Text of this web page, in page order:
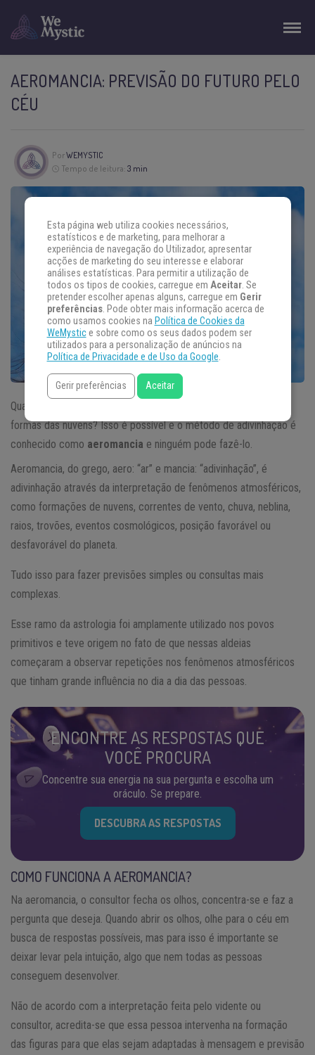
AEROMANCIA: PREVISÃO DO FUTURO PELO
CÉU
PorWEMYSTIC
Tempo de leitura: 3 min
Quantas vezes você não olhou para o céu e quis decifrar as
formas das nuvens? Isso é possível e o método de adivinhação é
conhecido como aeromancia e ninguém pode fazê-lo.
Aeromancia, do grego, aero: “ar” e mancia: “adivinhação”, é
adivinhação através da interpretação de fenômenos atmosféricos,
como formações de nuvens, correntes de vento, chuva, neblina,
raios, trovões, eventos cosmológicos, posição favorável ou
desfavorável do planeta.
Tudo isso para fazer previsões simples ou consultas mais
complexas.
Esse ramo da astrologia foi amplamente utilizado nos povos
primitivos e teve origem no fato de que nessas aldeias
começaram a observar repetições nos fenômenos atmosféricos
que tinham grande influência no dia a dia das pessoas.
ENCONTRE AS RESPOSTAS QUE
VOCÊ PROCURA
Concentre sua energia na sua pergunta e escolha um
oráculo. Se prepare.
DESCUBRA AS RESPOSTAS
COMO FUNCIONA A AEROMANCIA?
Na aeromancia, o consultor fecha os olhos, concentra-se e faz a
pergunta que deseja. Quando abrir os olhos, olhe para o céu em
busca de respostas possíveis, mas para isso é importante se
deixar levar pela intuição, algo que nem todas as pessoas
conseguem desenvolver.
Não de acordo com a interpretação feita pelo vidente ou
consultor, acredita-se que essa pessoa intervenha na formação
das figuras para que elas sejam adaptadas à mensagem e previsão
Esta página web utiliza cookies necessários,
estatísticos e de marketing, para melhorar a
experiência de navegação do Utilizador, apresentar
acções de marketing do seu interesse e elaborar
análises estatísticas. Para permitir a utilização de
todos os tipos de cookies, carregue em Aceitar. Se
pretender escolher apenas alguns, carregue em Gerir
preferências. Pode obter mais informação acerca de
como usamos cookies na Política de Cookies da
WeMystice sobre como os seus dados podem ser
utilizados para a personalização de anúncios na
Política de Privacidade e de Uso da Google.
Gerir preferências Aceitar